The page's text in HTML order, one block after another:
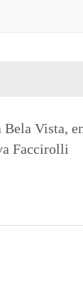
Bela Vista,
Faccirolli